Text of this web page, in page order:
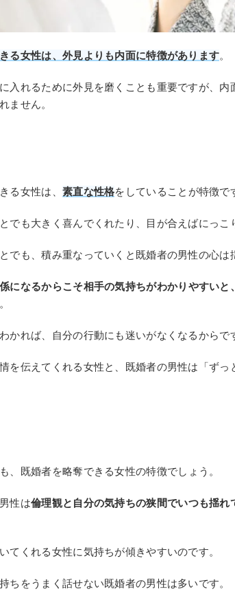
る女性は、外見よりも内面に特徴があります。
入れるために外見を磨くことも重要ですが、
ません。
る女性は、 素直な性格をしていることが特徴で
でも大きく喜んでくれたり、目が合えばにっこ
でも、積み重なっていくと既婚者の男性の心は
になるからこそ相手の気持ちがわかりやすい
かれば、自分の行動にも迷いがなくなるからで
を伝えてくれる女性と、既婚者の男性は「ず
、既婚者を略奪できる女性の特徴でしょう。
性は倫理観と自分の気持ちの狭間でいつも揺れ
てくれる女性に気持ちが傾きやすいのです。
ちをうまく話せない既婚者の男性は多いです。